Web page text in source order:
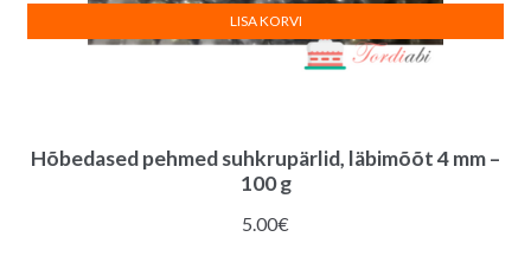
Hõbedased pehmed suhkrupärlid, läbimõõt 4 mm –
100 g
5.00€
LISA KORVI